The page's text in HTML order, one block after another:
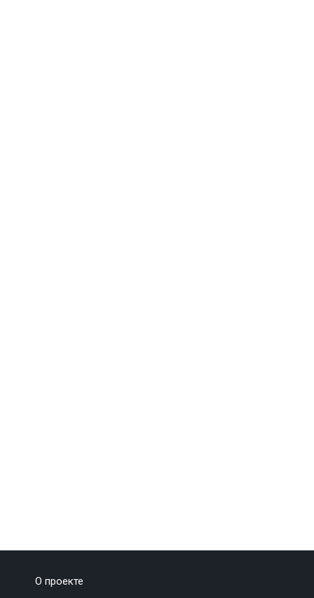
О проекте